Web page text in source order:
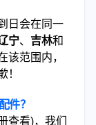
日会在同一
宁、 吉林和
该范围内，
！
件？
查看)，我们